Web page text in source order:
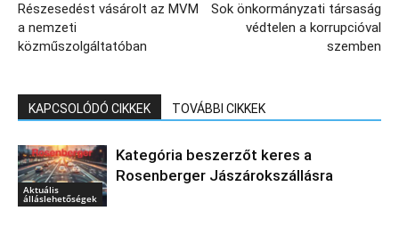
Részesedést vásárolt az MVM
a nemzeti
közműszolgáltatóban
Sok önkormányzati társaság
védtelen a korrupcióval
szemben
KAPCSOLÓDÓ CIKKEK TOVÁBBI CIKKEK
Aktuális
álláslehetőségek
Kategória beszerzőt keres a
Rosenberger Jászárokszállásra